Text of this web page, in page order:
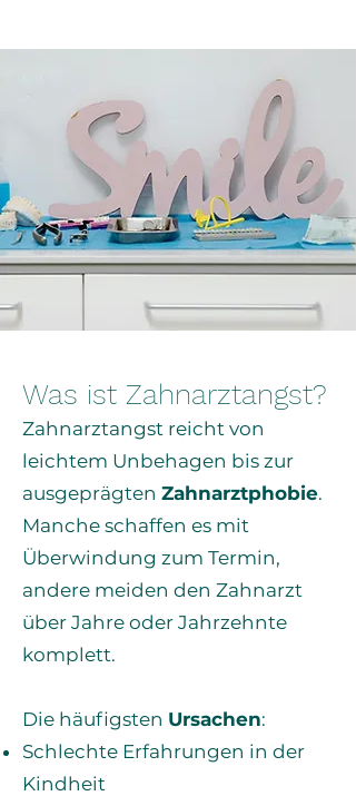
Was ist Zahnarztangst?
Zahnarztangst reicht von
leichtem Unbehagen bis zur
ausgeprägten Zahnarztphobie.
Manche schaffen es mit
Überwindung zum Termin,
andere meiden den Zahnarzt
über Jahre oder Jahrzehnte
komplett.
Die häufigsten Ursachen:
Schlechte Erfahrungen in der
Kindheit